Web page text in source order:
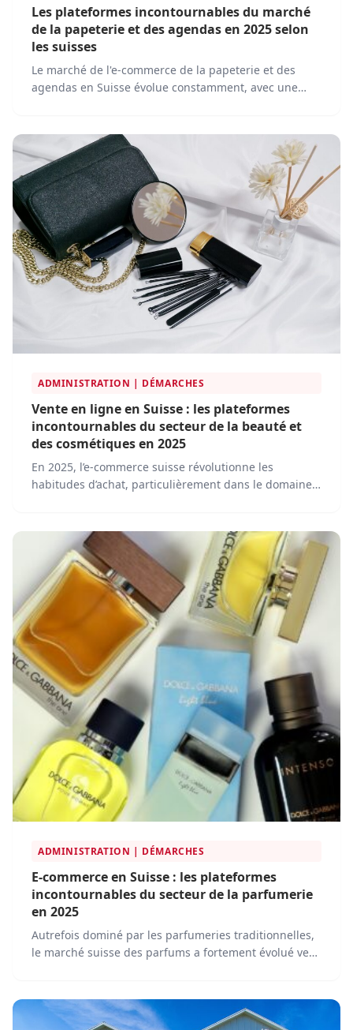
Les plateformes incontournables du marché
de la papeterie et des agendas en 2025 selon
les suisses
Le marché de l'e-commerce de la papeterie et des
agendas en Suisse évolue constamment, avec une
ADMINISTRATION | DÉMARCHES
Vente en ligne en Suisse : les plateformes
incontournables du secteur de la beauté et
des cosmétiques en 2025
En 2025, l’e-commerce suisse révolutionne les
habitudes d’achat, particulièrement dans le domaine
toujours plus exigeantes en termes de qualité, de
durabilité et de personnalisation, plusieurs
plateformes s’imposent comme des références
incontournables.
ADMINISTRATION | DÉMARCHES
E-commerce en Suisse : les plateformes
incontournables du secteur de la parfumerie
en 2025
Autrefois dominé par les parfumeries traditionnelles,
le marché suisse des parfums a fortement évolué vers
plateformes e-commerce innovantes.